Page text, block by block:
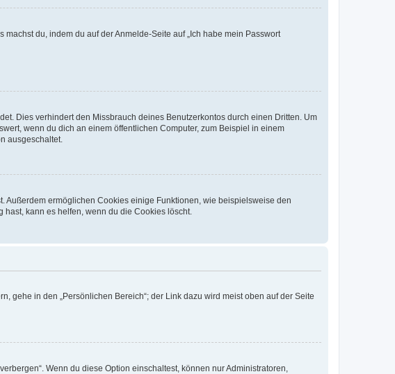
du, indem du auf der Anmelde-Seite auf „Ich habe mein Passwort
Dies verhindert den Missbrauch deines Benutzerkontos durch einen Dritten. Um
wenn du dich an einem öffentlichen Computer, zum Beispiel in einem
ausgeschaltet.
Außerdem ermöglichen Cookies einige Funktionen, wie beispielsweise den
hast, kann es helfen, wenn du die Cookies löscht.
gehe in den „Persönlichen Bereich“; der Link dazu wird meist oben auf der Seite
Wenn du diese Option einschaltest, können nur Administratoren,